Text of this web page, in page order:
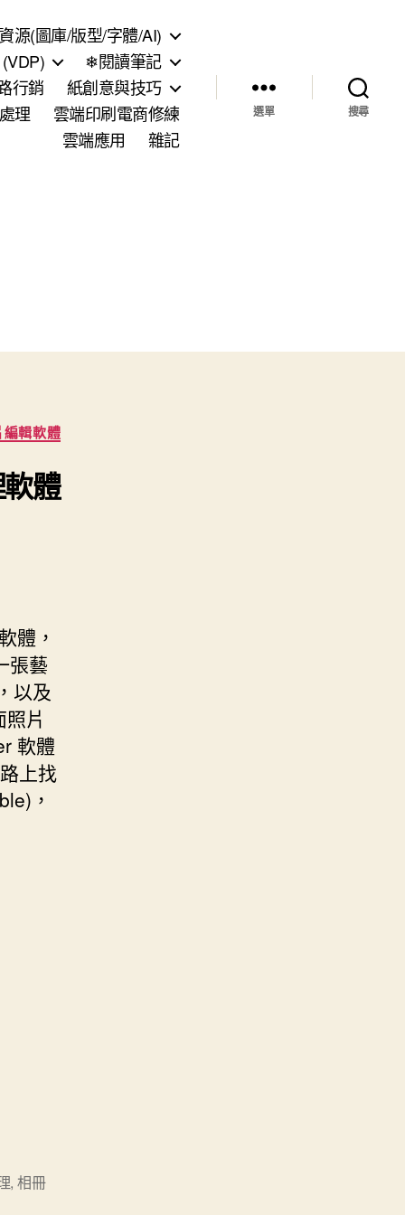
源(圖庫/版型/字體/AI)
❄閱讀筆記
行銷
紙創意與技巧
理
雲端印刷電商修練
雲端應用
雜記
選單 搜尋
編輯軟體
體
體，
張藝
以及
片
軟體
上找
，
, 相冊